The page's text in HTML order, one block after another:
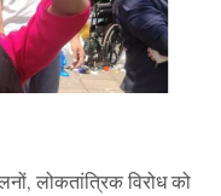
लोकतांत्रिक विरोध को